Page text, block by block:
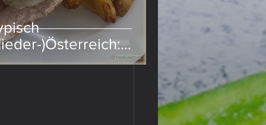
)Österreich:
mit Sauerteig